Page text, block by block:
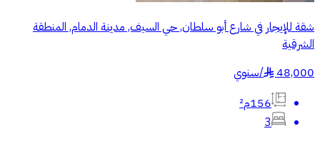
شقة للإيجار في شارع أبو سلطان, حي السيف, مدينة الدمام, المنطقة
الشرقية
48,000
§
/سنوي
156م²
3